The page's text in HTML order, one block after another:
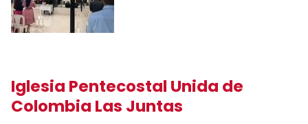
Iglesia Pentecostal Unida de
Colombia Las Juntas